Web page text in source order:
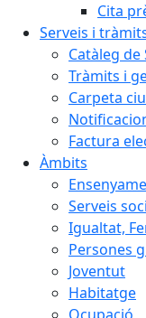
Cita
Serveis i
Catàleg de
Tràmits i
Carpeta
Factura
Àmbits
Serveis
Igualtat,
Persones
Joventut
Habitatge